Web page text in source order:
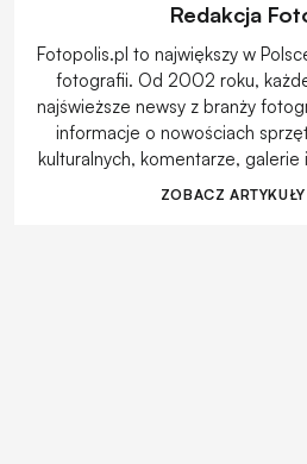
Redakcja
Fotopolis.pl to największy w
fotografii. Od 2002 roku,
najświeższe newsy z branży
informacje o nowościach
kulturalnych, komentarze,
ZOBACZ